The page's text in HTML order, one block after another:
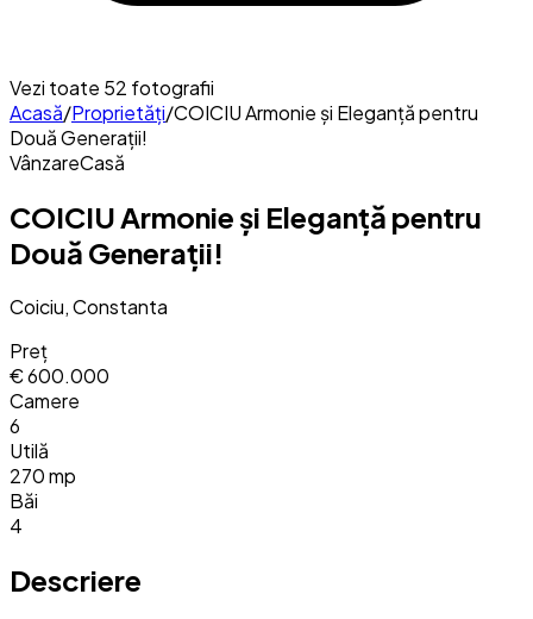
Vezi toate 52 fotografii
Acasă/Proprietăți/COICIU Armonie și Eleganță pentru
Două Generații!
VânzareCasă
COICIU Armonie și Eleganță pentru
Două Generații!
Coiciu, Constanta
Preț
€ 600.000
Camere
6
Utilă
270 mp
Băi
4
Descriere